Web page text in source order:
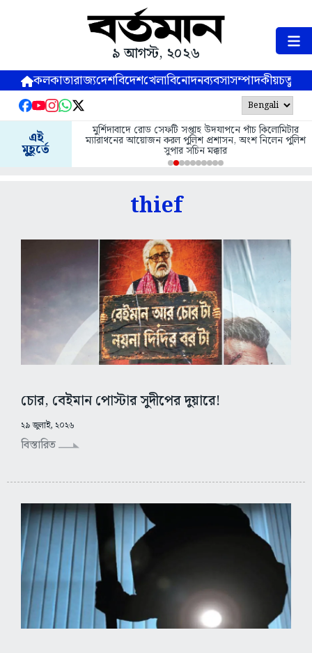
৯ আগস্ট, ২০২৬
কলকাতারাজ্যদেশবিদেশখেলাবিনোদনব্যবসাসম্পাদকীয়
এই
মুহূর্তে
মুর্শিদাবাদে রোড সেফটি সপ্তাহ উদযাপনে পাঁচ কিলোমিটার
ম্যারাথনের আয়োজন করল পুলিশ প্রশাসন, অংশ নিলেন পুলিশ
সুপার সচিন মক্কার
thief
চোর, বেইমান পোস্টার সুদীপের দুয়ারে!
২৯ জুলাই, ২০২৬
বিস্তারিত